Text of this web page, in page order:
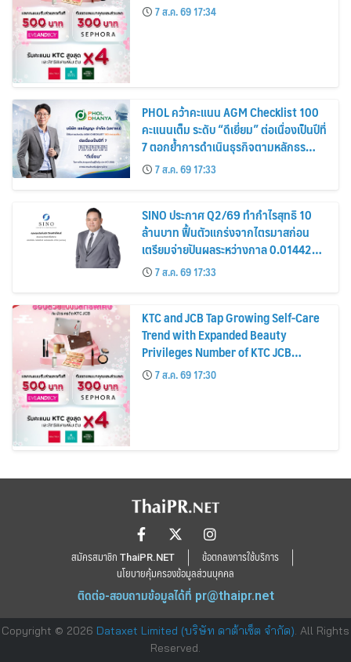
7 ส.ค. 69 17:34
PHOL คว้าคะแนน AGM Checklist 100
คะแนนเต็ม ระดับ “ดีเยี่ยม” ต่อเนื่องเป็นปีที่
7 ตอกย้ำการดำเนินธุรกิจตามหลักธร
รมาภิบาล โปร่งใส สร้างความเชื่อมั่นผู้ถือ
หุ้น
7 ส.ค. 69 17:33
SINO ประกาศ Q2/69 ทำกำไรสุทธิ 10
ล้านบาท ฟื้นตัวแกร่งจากไตรมาสก่อน
เตรียมจ่ายปันผลระหว่างกาล 0.014423
บาทต่อหุ้น ครึ่งปีหลังมุ่งเติบโตต่อเนื่อง
7 ส.ค. 69 17:33
KTC and JCB Tap Growing Self-Care
Trend with Expanded Beauty
Privileges Number of KTC JCB
Cardmembers Spending on
Cosmetics Rises 26%
7 ส.ค. 69 17:30
สมัครสมาชิก ThaiPR.NET
ข้อตกลงการใช้บริการ
นโยบายคุ้มครองข้อมูลส่วนบุคคล
ติดต่อ-สอบถามข้อมูลได้ที่ pr@thaipr.net
Copyright © 2026 Dataxet Limited (บริษัท ดาต้าเซ็ต จำกัด). All Rights
Reserved.